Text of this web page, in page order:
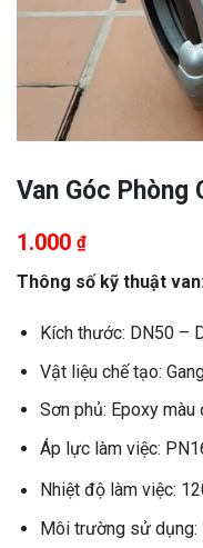
Van Góc Phòng
1.000 ₫
Thông số kỹ thuật
Kích thước: DN50 –
Vật liệu chế tạo:
Sơn phủ: Epoxy màu
Áp lực làm việc:
Nhiệt độ làm việc:
Môi trường sử dụng: